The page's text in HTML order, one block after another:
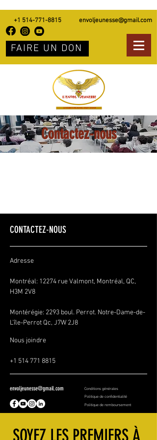
+1 514-771-8815 envoljeunesse@gmail.com
FAIRE UN DON
Contactez-nous
CONTACTEZ-NOUS
Adresse
Montréal: 12274 rue Valmont, Montréal, QC,
H3M 2V8
Montérégie: 2293 boul. Perrot. Notre-Dame-de-
L'île-Perrot Qc, J7W 2J8
Nous joindre
+1 514 771 8815
envoljeunesse@gmail.com
Conditions générales
Politique de confidentialité
Politique de remboursement
SOYEZ LES PREMIERS À